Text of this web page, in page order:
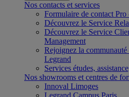
Nos contacts et services
Formulaire de contact
Découvrez le Service
Découvrez le Service
Management
Rejoignez la
Legrand
Services études,
Nos showrooms et centres de
Innoval Limoges
Legrand Campus Paris